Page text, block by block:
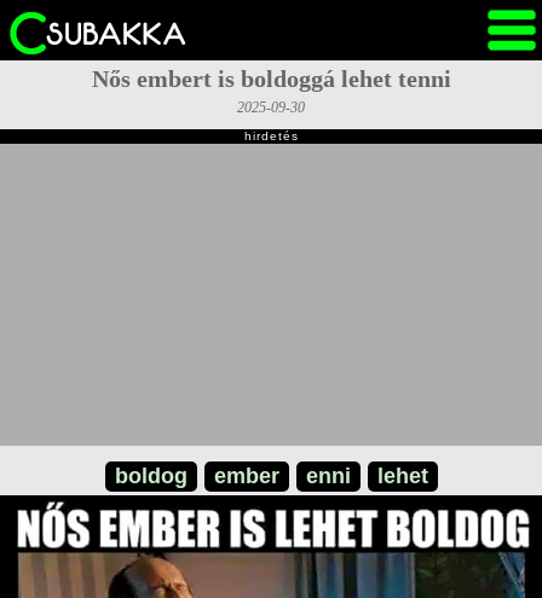
Nős embert is boldoggá lehet tenni
2025-09-30
hirdetés
boldog ember enni lehet